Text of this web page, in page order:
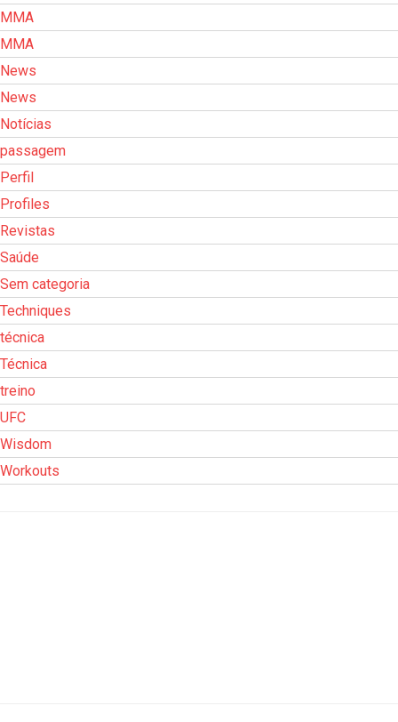
MMA
MMA
News
News
Notícias
passagem
Perfil
Profiles
Revistas
Saúde
Sem categoria
Techniques
técnica
Técnica
treino
UFC
Wisdom
Workouts